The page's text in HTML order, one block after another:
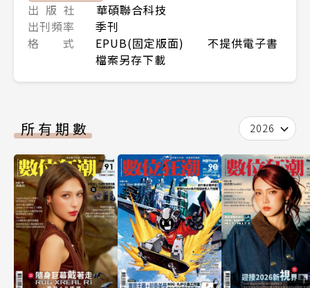
出 版 社
華碩聯合科技
出刊頻率
季刊
格 式
EPUB(固定版面) 不提供電子書
檔案另存下載
所有期數 2026